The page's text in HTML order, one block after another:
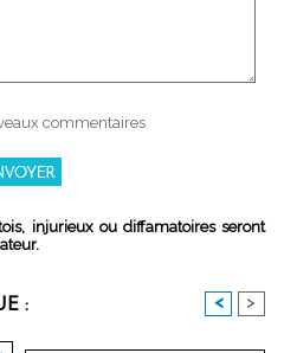
commentaires
injurieux ou diffamatoires seront
: < >